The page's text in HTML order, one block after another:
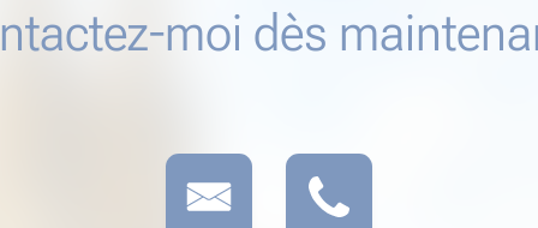
moi dès